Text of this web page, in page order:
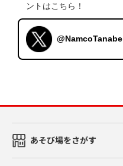
ントはこちら！
@NamcoTanabe
あそび場をさがす